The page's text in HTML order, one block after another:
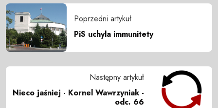
Poprzedni artykuł
PiS uchyla immunitety
Następny artykuł
Nieco jaśniej - Kornel Wawrzyniak -
odc. 66